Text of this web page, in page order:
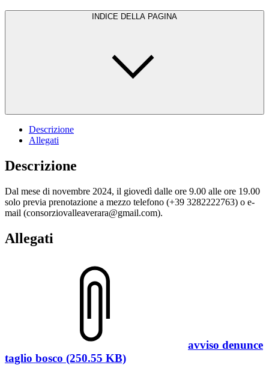
INDICE DELLA PAGINA
Descrizione
Allegati
Descrizione
Dal mese di novembre 2024, il giovedì dalle ore 9.00 alle ore 19.00
solo previa prenotazione a mezzo telefono (+39 3282222763) o e-
mail (consorziovalleaverara@gmail.com).
Allegati
avviso denunce
taglio bosco (250.55 KB)